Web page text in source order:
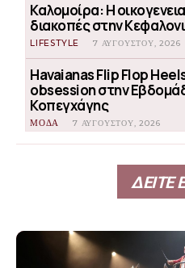
Καλομοίρα: Η
διακοπές στην
LIFESTYLE 7 ΑΥΓΟΎΣΤΟΥ, 2026
Havaianas Flip Flop
obsession στην
Κοπεγχάγης
ΜΟΔΑ 7 ΑΥΓΟΎΣΤΟΥ, 2026
ΔΕΙΤΕ